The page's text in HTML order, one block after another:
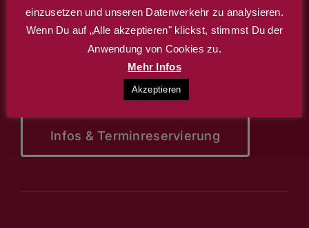
Café – Restaurant – Theater
Wir bieten Ihnen auch die Möglichkeit, den
Stadl für Ihr Familien- oder Firmenfest zu
Infos & Terminreservierung
einzusetzen und unseren Datenverkehr zu analysieren.
Wenn Du auf „Alle akzeptieren" klickst, stimmst Du der
Anwendung von Cookies zu.
Mehr Infos
Akzeptieren